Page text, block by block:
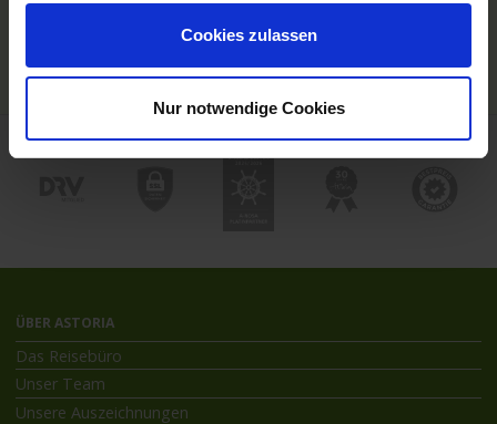
Cookies zulassen
Nur notwendige Cookies
Last Minute Flusskreuzfahrten
Kreuzfahrthäfen
ÜBER ASTORIA
Das Reisebüro
Unser Team
Unsere Auszeichnungen